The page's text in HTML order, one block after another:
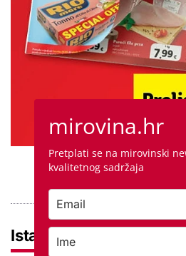
PROVJERITE
Istaknuto
mirovina.hr
Pretplati se na mirovinski
kvalitetnog sadržaja